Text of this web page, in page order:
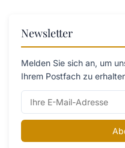
Newsletter
Melden Sie sich an, um
Ihrem Postfach zu